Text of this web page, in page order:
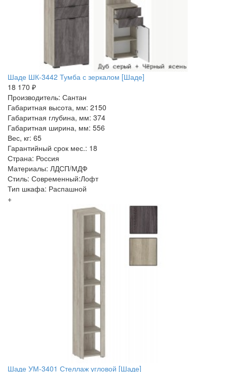
Шаде ШК-3442 Тумба с зеркалом [Шаде]
18 170 ₽
Производитель: Сантан
Габаритная высота, мм: 2150
Габаритная глубина, мм: 374
Габаритная ширина, мм: 556
Вес, кг: 65
Гарантийный срок мес.: 18
Страна: Россия
Материалы: ЛДСП/МДФ
Стиль: Современный:Лофт
Тип шкафа: Распашной
+
Шаде УМ-3401 Стеллаж угловой [Шаде]